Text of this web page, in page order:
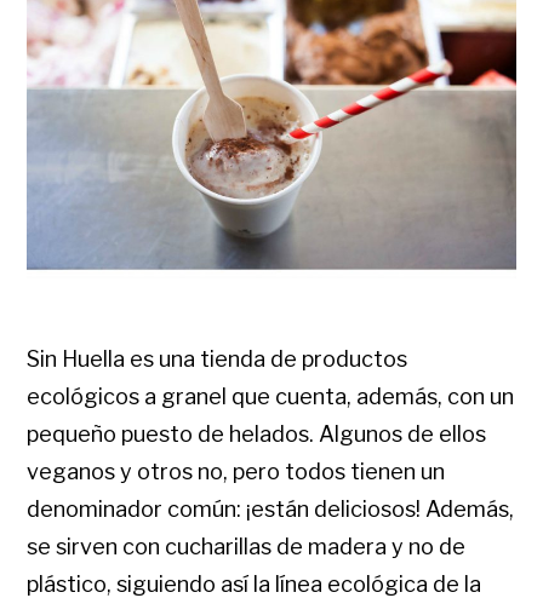
Sin Huella es una tienda de productos
ecológicos a granel que cuenta, además, con un
pequeño puesto de helados. Algunos de ellos
veganos y otros no, pero todos tienen un
denominador común: ¡están deliciosos! Además,
se sirven con cucharillas de madera y no de
plástico, siguiendo así la línea ecológica de la